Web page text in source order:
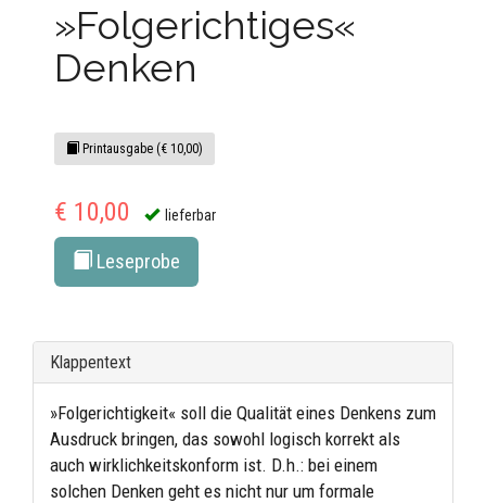
»Folgerichtiges«
Denken
Printausgabe (€ 10,00)
€ 10,00 lieferbar
Leseprobe
Klappentext
»Folgerichtigkeit« soll die Qualität eines Denkens zum
Ausdruck bringen, das sowohl logisch korrekt als
auch wirklichkeitskonform ist. D.h.: bei einem
solchen Denken geht es nicht nur um formale